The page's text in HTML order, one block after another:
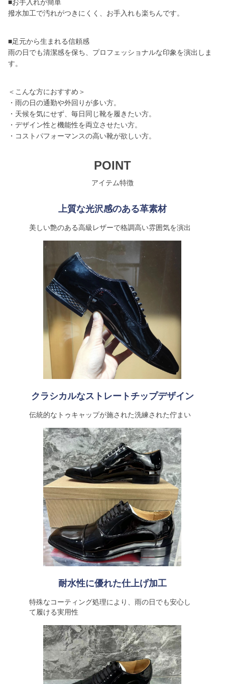
■お手入れが簡単
撥水加工で汚れがつきにくく、お手入れも楽ちんです。
■足元から生まれる信頼感
雨の日でも清潔感を保ち、プロフェッショナルな印象を演出しま
す。
＜こんな方におすすめ＞
・雨の日の通勤や外回りが多い方。
・天候を気にせず、毎日同じ靴を履きたい方。
・デザイン性と機能性を両立させたい方。
・コストパフォーマンスの高い靴が欲しい方。
POINT
アイテム特徴
上質な光沢感のある革素材
美しい艶のある高級レザーで格調高い雰囲気を演出
クラシカルなストレートチップデザイン
伝統的なトゥキャップが施された洗練された佇まい
耐水性に優れた仕上げ加工
特殊なコーティング処理により、雨の日でも安心し
て履ける実用性